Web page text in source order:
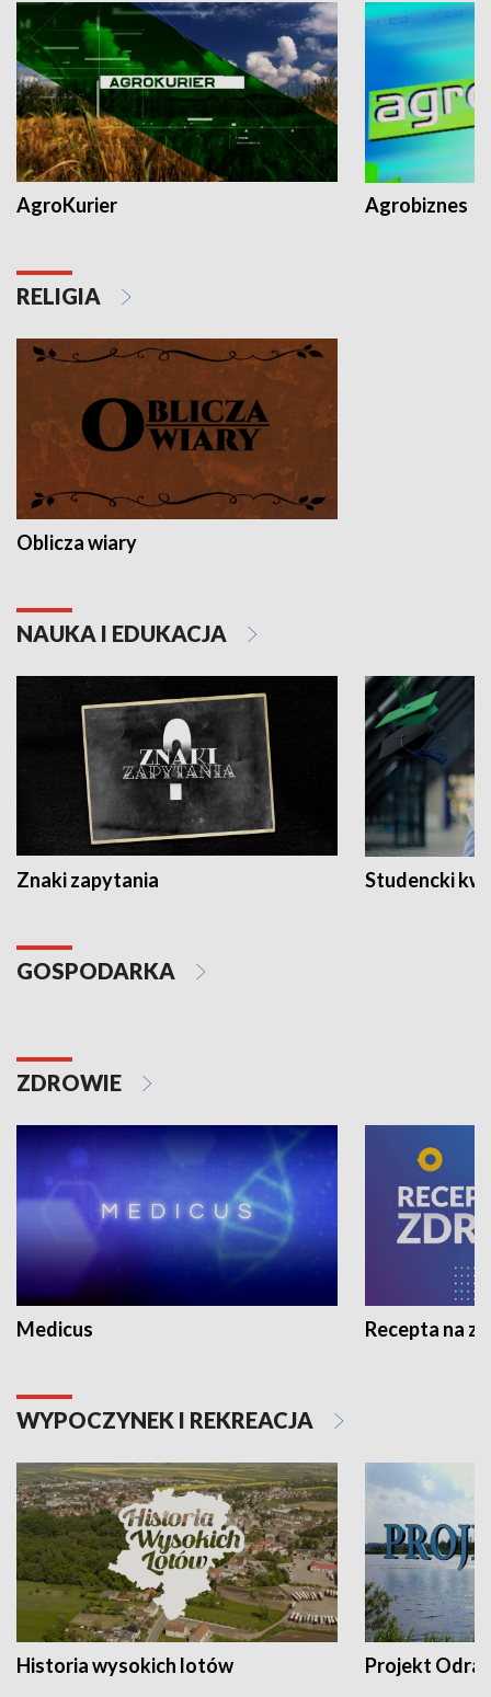
AgroKurier Agrobiznes
RELIGIA
Oblicza wiary
NAUKA I EDUKACJA
Znaki zapytania Studencki
GOSPODARKA
ZDROWIE
Medicus Recepta na
WYPOCZYNEK I REKREACJA
Historia wysokich lotów Projekt Odra